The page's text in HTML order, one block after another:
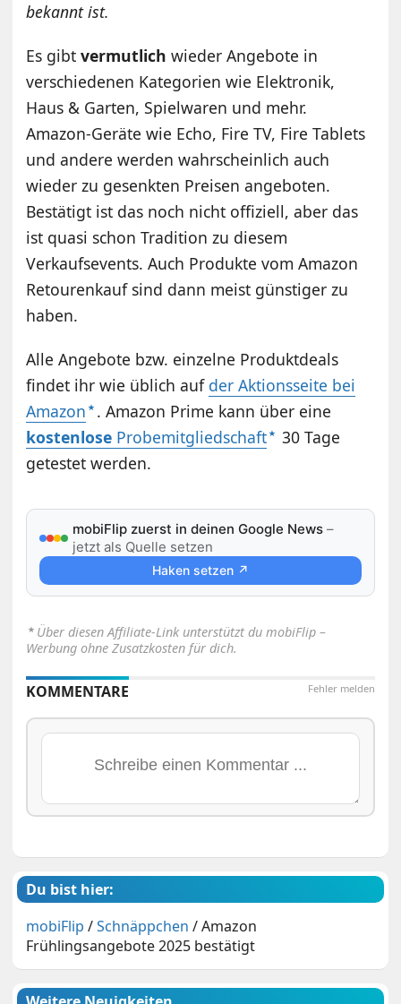
bekannt ist.
Es gibtvermutlich wieder Angebote in
verschiedenen Kategorien wie Elektronik,
Haus & Garten, Spielwaren und mehr.
Amazon-Geräte wie Echo, Fire TV, Fire Tablets
und andere werden wahrscheinlich auch
wieder zu gesenkten Preisen angeboten.
Bestätigt ist das noch nicht offiziell, aber das
ist quasi schon Tradition zu diesem
Verkaufsevents. Auch Produkte vom Amazon
Retourenkauf sind dann meist günstiger zu
haben.
Alle Angebote bzw. einzelne Produktdeals
findet ihr wie üblich auf der Aktionsseite bei
Amazon . Amazon Prime kann über eine
kostenlose Probemitgliedschaft
30 Tage
getestet werden.
mobiFlip zuerst in deinen Google News –
jetzt als Quelle setzen
Haken setzen ↗
⋆ Über diesen Affiliate-Link unterstützt du mobiFlip –
Werbung ohne Zusatzkosten für dich.
Fehler melden
KOMMENTARE
Du bist hier:
mobiFlip /Schnäppchen /Amazon
Frühlingsangebote 2025 bestätigt